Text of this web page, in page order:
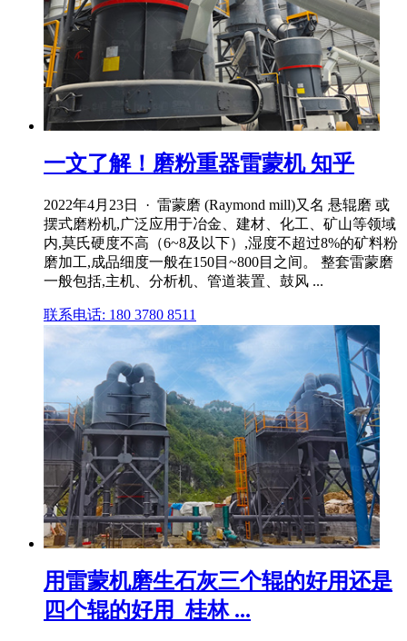
一文了解！磨粉重器雷蒙机 知乎
2022年4月23日 · 雷蒙磨 (Raymond mill)又名 悬辊磨 或
摆式磨粉机,广泛应用于冶金、建材、化工、矿山等领域
内,莫氏硬度不高（6~8及以下）,湿度不超过8%的矿料粉
磨加工,成品细度一般在150目~800目之间。 整套雷蒙磨
一般包括,主机、分析机、管道装置、鼓风 ...
联系电话: 180 3780 8511
用雷蒙机磨生石灰三个辊的好用还是
四个辊的好用_桂林 ...